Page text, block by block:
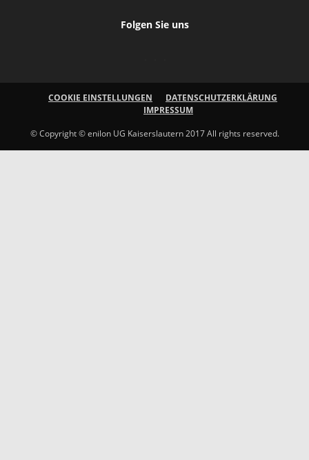
Folgen Sie uns
COOKIE EINSTELLUNGEN
DATENSCHUTZERKLÄRUNG
IMPRESSUM
© Copyright © enilon UG Kaiserslautern 2017 All rights reserved.